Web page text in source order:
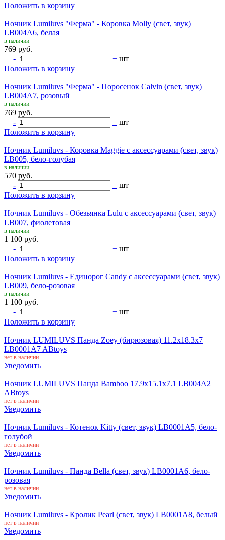
Положить в корзину
Ночник Lumiluvs "Ферма" - Коровка Molly (свет, звук)
LB004A6, белая
в наличии
769 руб.
-
+ шт
Положить в корзину
Ночник Lumiluvs "Ферма" - Поросенок Calvin (свет, звук)
LB004A7, розовый
в наличии
769 руб.
-
+ шт
Положить в корзину
Ночник Lumiluvs - Коровка Maggie с аксессуарами (свет, звук)
LB005, бело-голубая
в наличии
570 руб.
-
+ шт
Положить в корзину
Ночник Lumiluvs - Обезьянка Lulu с аксессуарами (свет, звук)
LB007, фиолетовая
в наличии
1 100 руб.
-
+ шт
Положить в корзину
Ночник Lumiluvs - Единорог Candy с аксессуарами (свет, звук)
LB009, бело-розовая
в наличии
1 100 руб.
-
+ шт
Положить в корзину
Ночник LUMILUVS Панда Zoey (бирюзовая) 11.2x18.3x7
LB0001A7 ABtoys
нет в наличии
Уведомить
Ночник LUMILUVS Панда Bamboo 17.9x15.1x7.1 LB004A2
ABtoys
нет в наличии
Уведомить
Ночник Lumiluvs - Котенок Kitty (свет, звук) LB0001A5, бело-
голубой
нет в наличии
Уведомить
Ночник Lumiluvs - Панда Bella (свет, звук) LB0001A6, бело-
розовая
нет в наличии
Уведомить
Ночник Lumiluvs - Кролик Pearl (свет, звук) LB0001A8, белый
нет в наличии
Уведомить